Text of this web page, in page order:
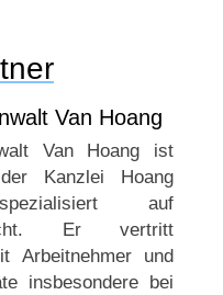
Van Hoang
Van Hoang ist
Kanzlei Hoang
auf
Er vertritt
Arbeitnehmer und
insbesondere bei